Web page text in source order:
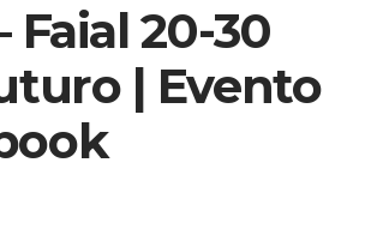
Faial 20-30
| Evento